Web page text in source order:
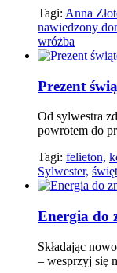
Tagi: Anna
nawiedzony
wróżba
Prezent
Od sylwestra
powrotem do
Tagi: felieton,
Sylwester,
Energia do
Składając
– wesprzyj się